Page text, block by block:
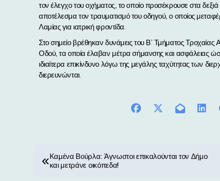
τον έλεγχο του οχήματος, το οποίο προσέκρουσε στα
αποτέλεσμα τον τραυματισμό του οδηγού, ο οποίος
Λαμίας για ιατρική φροντίδα.
Στο σημείο βρέθηκαν δυνάμεις του Β’ Τμήματος Τροχαίας
Οδού, τα οποία έλαβαν μέτρα σήμανσης και ασφάλειας
ιδιαίτερα επικίνδυνο λόγω της μεγάλης ταχύτητας των
διερευνώνται.
Καμένα Βούρλα: Άγνωστοι επικαλούνται τον Δήμο
και μετράνε οικόπεδα!